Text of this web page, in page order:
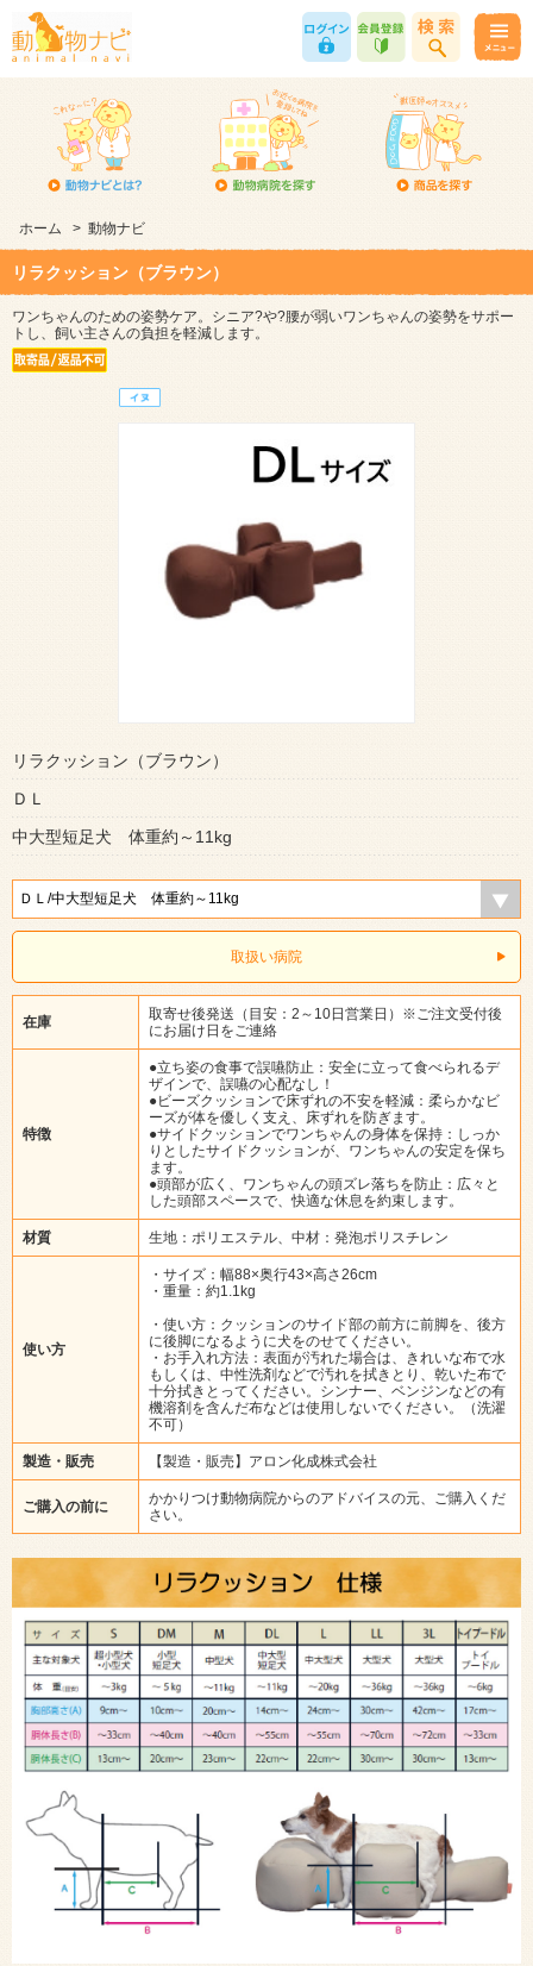
ホーム > 動物ナビ
リラクッション（ブラウン）
ワンちゃんのための姿勢ケア。シニア?や?腰が弱いワンちゃんの姿勢をサポー
トし、飼い主さんの負担を軽減します。
リラクッション（ブラウン）
ＤＬ
中大型短足犬 体重約～11kg
取扱い病院
在庫
取寄せ後発送（目安：2～10日営業日）※ご注文受付後
にお届け日をご連絡
特徴
●立ち姿の食事で誤嚥防止：安全に立って食べられるデ
ザインで、誤嚥の心配なし！
●ビーズクッションで床ずれの不安を軽減：柔らかなビ
ーズが体を優しく支え、床ずれを防ぎます。
●サイドクッションでワンちゃんの身体を保持：しっか
りとしたサイドクッションが、ワンちゃんの安定を保ち
ます。
●頭部が広く、ワンちゃんの頭ズレ落ちを防止：広々と
した頭部スペースで、快適な休息を約束します。
材質 生地：ポリエステル、中材：発泡ポリスチレン
使い方
・サイズ：幅88×奥行43×高さ26cm
・重量：約1.1kg
・使い方：クッションのサイド部の前方に前脚を、後方
に後脚になるように犬をのせてください。
・お手入れ方法：表面が汚れた場合は、きれいな布で水
もしくは、中性洗剤などで汚れを拭きとり、乾いた布で
十分拭きとってください。シンナー、ベンジンなどの有
機溶剤を含んだ布などは使用しないでください。（洗濯
不可）
製造・販売 【製造・販売】アロン化成株式会社
ご購入の前に
かかりつけ動物病院からのアドバイスの元、ご購入くだ
さい。